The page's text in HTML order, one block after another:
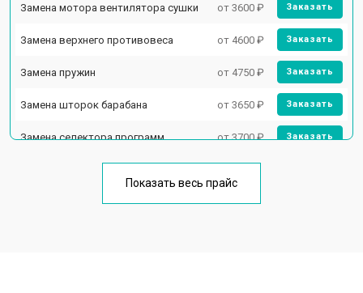
Замена мотора вентилятора сушки от 3600 ₽ Заказать
Замена верхнего противовеса от 4600 ₽ Заказать
Замена пружин от 4750 ₽ Заказать
Замена шторок барабана от 3650 ₽ Заказать
Замена селектора программ от 3700 ₽ Заказать
Замена опоры бака от 2800 ₽
Показать весь прайс